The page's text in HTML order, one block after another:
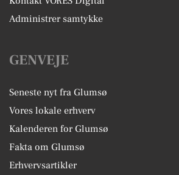
Administrer samtykke
GENVEJE
Seneste nyt fra Glumsø
Vores lokale erhverv
Kalenderen for Glumsø
Fakta om Glumsø
Erhvervsartikler